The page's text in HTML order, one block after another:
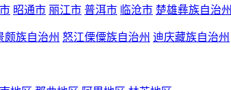
昭通市 丽江市 普洱市 临沧市 楚雄彝族自治州
颇族自治州 怒江傈僳族自治州 迪庆藏族自治州